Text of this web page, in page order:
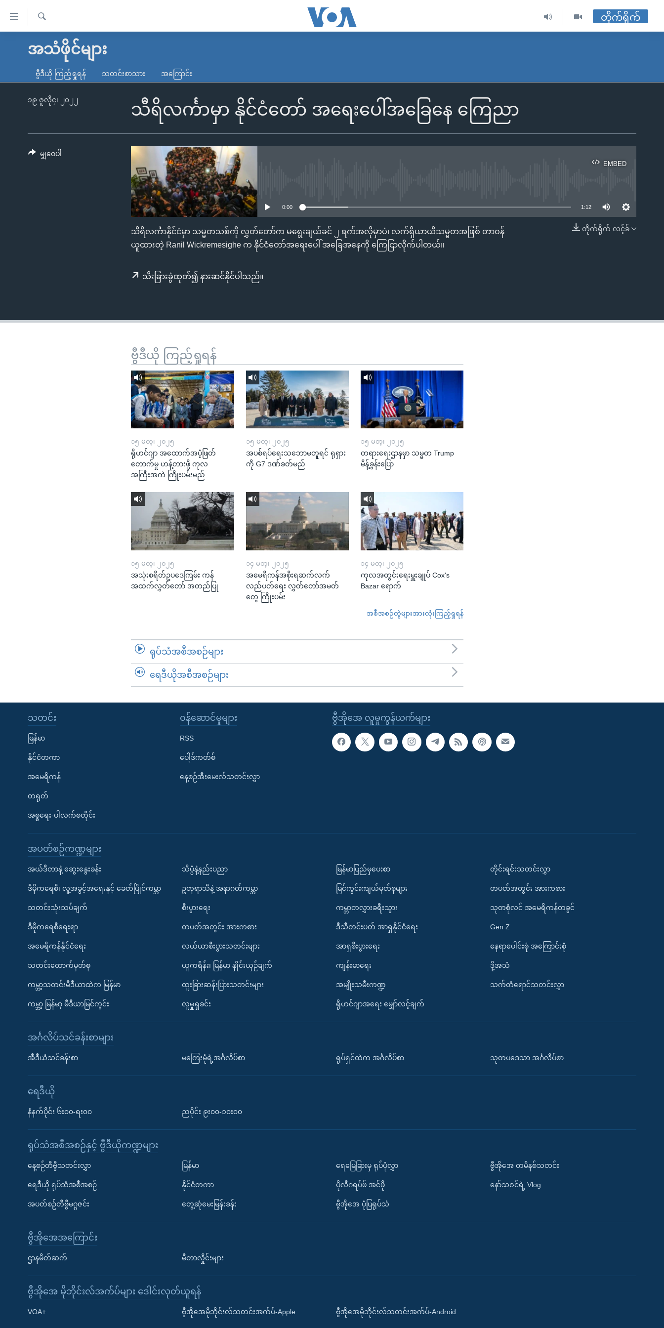
လွယ်ကူ
သည့်
မူလစာမျက်နှာ
ကမ္ဘာ့သတင်းများ
နိုင်ငံတကာ
တရုတ်
အစ္စရေး-ပါလက်စတိုင်း
ရပ်ဝန်းတခု လမ်းတခု အလွန်
အင်္ဂလိပ်စာလေ့လာမယ်
Learning English
ရ
တိုက်ရိုက်
အသံဖိုင်များ
ဗွီဒီယို ကြည့်ရှုရန် သတင်းစာသား အကြောင်း
သီရိလင်္ကာမှာ နိုင်ငံတော် အရေးပေါ်အခြေနေ ကြေညာ
၁၉ ဇူလိုင္၊ ၂၀၂၂
EMBED
EMBED
0:00 1:12
တိုက်ရိုက် လင့်ခ်
သီရိလင်္ကာနိုင်ငံမှာ သမ္မတသစ်ကို လွှတ်တော်က မရွေးချယ်ခင် ၂ ရက်အလိုမှာပဲ၊ လက်ရှိယာယီသမ္မတအဖြစ် တာဝန်
ယူထားတဲ့ Ranil Wickremesighe က နိုင်ငံတော်အရေးပေါ် အခြေအနေကို ကြေငြာလိုက်ပါတယ်။
သီးခြားခွဲထုတ်၍ နားဆင်နိုင်ပါသည်။
မျှဝေပါ
ဗွီဒီယို ကြည့်ရှုရန်
၁၅ မတ္၊ ၂၀၂၅
ရိုဟင်ဂျာ အထောက်အပံ့ဖြတ်
တောက်မှု ဟန့်တားဖို့ ကုလ
အကြီးအကဲ ကြိုးပမ်းမည်
၁၅ မတ္၊ ၂၀၂၅
အပစ်ရပ်ရေးသဘောမတူရင် ရုရှား
ကို G7 ဒဏ်ခတ်မည်
၁၅ မတ္၊ ၂၀၂၅
တရားရေးဌာနမှာ သမ္မတ Trump
မိန့်ခွန်းပြော
၁၅ မတ္၊ ၂၀၂၅
အသုံးစရိတ်ဥပဒေကြမ်း ကန်
အထက်လွှတ်တော် အတည်ပြု
၁၄ မတ္၊ ၂၀၂၅
အမေရိကန်အစိုးရဆက်လက်
လည်ပတ်ရေး လွှတ်တော်အမတ်
တွေ ကြိုးပမ်း
၁၄ မတ္၊ ၂၀၂၅
ကုလအတွင်းရေးမှူးချုပ် Cox's
Bazar ရောက်
အစီအစဉ်တွဲများအားလုံးကြည့်ရှုရန်
ရုပ်သံအစီအစဉ်များ
ရေဒီယိုအစီအစဉ်များ
ဗွီအိုအေ လူမှုကွန်ယက်များ
သတင်း
မြန်မာ
နိုင်ငံတကာ
အမေရိကန်
တရုတ်
အစ္စရေး-ပါလက်စတိုင်း
၀န်ဆောင်မှုများ
RSS
ပေါ့ဒ်ကတ်စ်
နေ့စဉ်အီးမေးလ်သတင်းလွှာ
အပတ်စဉ်ကဏ္ဍများ
အယ်ဒီတာနဲ့ ဆွေးနွေးခန်း
ဒီမိုကရေစီ၊ လူ့အခွင့်အရေးနှင့် ခေတ်ပြိုင်ကမ္ဘာ
သတင်းသုံးသပ်ချက်
ဒီမိုကရေစီရေးရာ
အမေရိကန်နိုင်ငံရေး
သတင်းထောက်မှတ်စု
ကမ္ဘာ့သတင်းမီဒီယာထဲက မြန်မာ
ကမ္ဘာ့ မြန်မာ့ မီဒီယာမြင်ကွင်း
သိပ္ပံနဲ့နည်းပညာ
ဥတုရာသီနဲ့ အနာဂတ်ကမ္ဘာ
စီးပွားရေး
တပတ်အတွင်း အားကစား
လယ်ယာစီးပွားသတင်းများ
ယူကရိန်း၊ မြန်မာ နှိုင်းယှဉ်ချက်
ထူးခြားဆန်းပြားသတင်းများ
လူမှုရှုခင်း
မြန်မာပြည်မှပေးစာ
မြင်ကွင်းကျယ်မှတ်စုများ
ကမ္ဘာတလွှားခရီးသွား
ဒီသီတင်းပတ် အာရှနိုင်ငံရေး
အာရှစီးပွားရေး
ကျန်းမာရေး
အမျိုးသမီးကဏ္ဍ
ရိုဟင်ဂျာအရေး မျှော်လင့်ချက်
တိုင်းရင်းသတင်းလွှာ
တပတ်အတွင်း အားကစား
သုတစုံလင် အမေရိကန်တခွင်
Gen Z
နေရာပေါင်းစုံ အကြောင်းစုံ
ဒို့အသံ
သက်တံရောင်သတင်းလွှာ
အင်္ဂလိပ်သင်ခန်းစာများ
အီဒီယံသင်ခန်းစာ မကြေးမုံရဲ့အင်္ဂလိပ်စာ ရုပ်ရှင်ထဲက အင်္ဂလိပ်စာ သုတပဒေသာ အင်္ဂလိပ်စာ
ရေဒီယို
နံနက်ပိုင်း ၆း၀၀-ရး၀၀ ညပိုင်း ၉း၀၀-၁၀း၀၀
ရုပ်သံအစီအစဉ်နှင့် ဗွီဒီယိုကဏ္ဍများ
နေ့စဉ်တီဗွီသတင်းလွှာ
ရေဒီယို ရုပ်သံအစီအစဉ်
အပတ်စဉ်တီဗွီမဂ္ဂဇင်း
မြန်မာ
နိုင်ငံတကာ
တွေ့ဆုံမေးမြန်းခန်း
ရေမြေခြားမှ ရုပ်ပုံလွှာ
ပိုလီဂရပ်ဖ်.အင်ဖို
ဗွီအိုအေ ပုံပြရုပ်သံ
ဗွီအိုအေ တမိနစ်သတင်း
နော်သဇင်ရဲ့ Vlog
ဗွီအိုအေအကြောင်း
ဌာနမိတ်ဆက် မီတာလှိုင်းများ
ဗွီအိုအေ မိုဘိုင်းလ်အက်ပ်များ ဒေါင်းလုတ်ယူရန်
VOA+ ဗွီအိုအေမိုဘိုင်းလ်သတင်းအက်ပ်-Apple ဗွီအိုအေမိုဘိုင်းလ်သတင်းအက်ပ်-Android